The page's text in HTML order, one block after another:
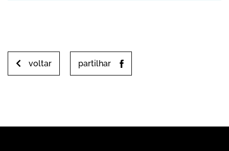
voltar partilhar